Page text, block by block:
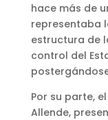
hace más de
representaba
estructura de
control del
Por su parte,
Allende,